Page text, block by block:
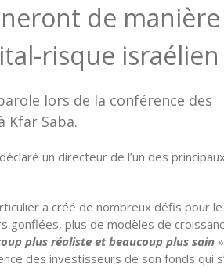
de manière
risque israélien
lors de la conférence des
Kfar Saba.
un directeur de l’un des
a créé de nombreux défis pour le
gonflées, plus de modèles de
plus réaliste et beaucoup plus sain
des investisseurs de son fonds qui